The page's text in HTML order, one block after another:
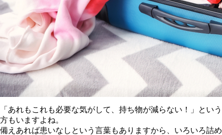
「あれもこれも必要な気がして、持ち物が減らない！」という
方もいますよね。
備えあれば患いなしという言葉もありますから、いろいろ詰め